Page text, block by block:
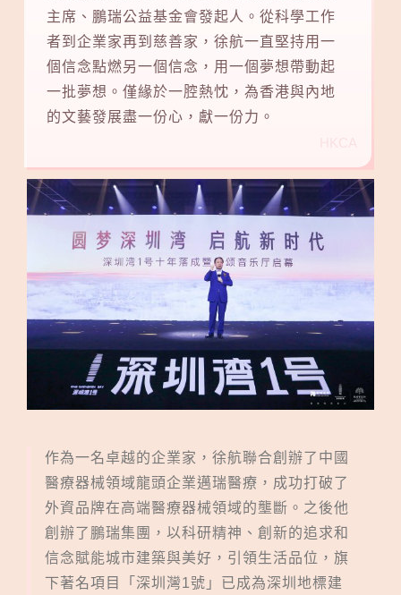
主席、鵬瑞公益基金會發起人。從科學工作
者到企業家再到慈善家，徐航一直堅持用一
個信念點燃另一個信念，用一個夢想帶動起
一批夢想。僅緣於一腔熱忱，為香港與內地
的文藝發展盡一份心，獻一份力。
作為一名卓越的企業家，徐航聯合創辦了中國
醫療器械領域龍頭企業邁瑞醫療，成功打破了
外資品牌在高端醫療器械領域的壟斷。之後他
創辦了鵬瑞集團，以科研精神、創新的追求和
信念賦能城市建築與美好，引領生活品位，旗
下著名項目「深圳灣1號」已成為深圳地標建